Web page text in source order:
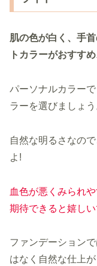
肌の色が白く、手
トカラーがおすすめ
パーソナルカラー
ラーを選びましょう
自然な明るさなの
よ!
血色が悪くみられ
期待できると嬉し
ファンデーション
はなく自然な仕上が